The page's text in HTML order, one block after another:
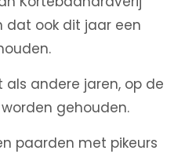
dat ook dit jaar een
als andere jaren, op de
gehouden.
paarden met pikeurs